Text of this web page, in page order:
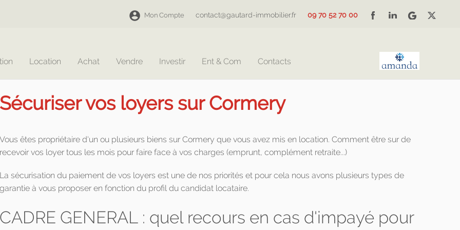
Mon Compte contact@gautard-immobilier.fr 09 70 52 70 00
Location Achat Vendre Investir Ent & Com Contacts
Sécuriser vos loyers sur Cormery
Vous êtes propriétaire d'un ou plusieurs biens sur Cormery que vous avez mis en location. Comment être sur de
recevoir vos loyer tous les mois pour faire face à vos charges (emprunt, complément retraite...)
La sécurisation du paiement de vos loyers est une de nos priorités et pour cela nous avons plusieurs types de
garantie à vous proposer en fonction du profil du candidat locataire.
CADRE GENERAL : quel recours en cas d'impayé pour